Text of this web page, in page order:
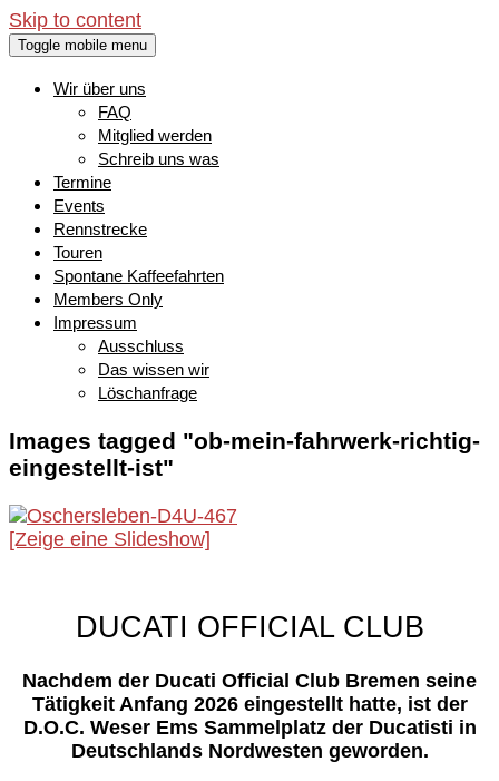
Skip to content
Toggle mobile menu
Wir über uns
FAQ
Mitglied werden
Schreib uns was
Termine
Events
Rennstrecke
Touren
Spontane Kaffeefahrten
Members Only
Impressum
Ausschluss
Das wissen wir
Löschanfrage
Images tagged "ob-mein-fahrwerk-richtig-
eingestellt-ist"
[Zeige eine Slideshow]
DUCATI OFFICIAL CLUB
Nachdem der Ducati Official Club Bremen seine
Tätigkeit Anfang 2026 eingestellt hatte, ist der
D.O.C. Weser Ems Sammelplatz der Ducatisti in
Deutschlands Nordwesten geworden.